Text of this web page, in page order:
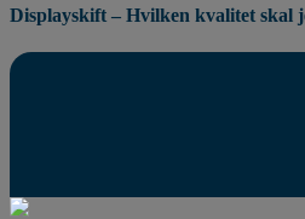
Displayskift – Hvilken kvalitet skal